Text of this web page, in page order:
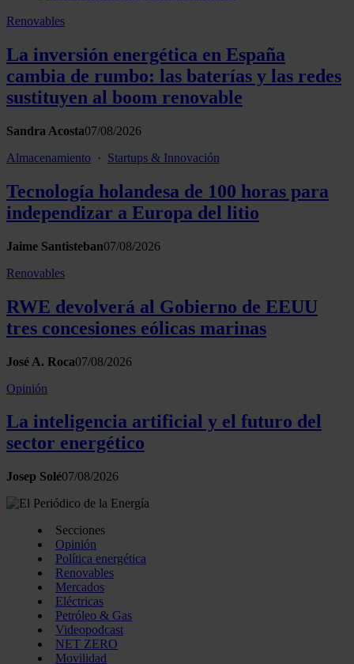
Renovables
La inversión energética en España
cambia de rumbo: las baterías y las redes
sustituyen al boom renovable
Sandra Acosta07/08/2026
Almacenamiento
· Startups & Innovación
Tecnología holandesa de 100 horas para
independizar a Europa del litio
Jaime Santisteban07/08/2026
Renovables
RWE devolverá al Gobierno de EEUU
tres concesiones eólicas marinas
José A. Roca07/08/2026
Opinión
La inteligencia artificial y el futuro del
sector energético
Josep Solé07/08/2026
Secciones
Opinión
Política energética
Renovables
Mercados
Eléctricas
Petróleo & Gas
Videopodcast
NET ZERO
Movilidad